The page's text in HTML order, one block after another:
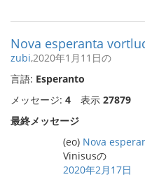
Nova esperanta
zubi,2020年1月11日の
言語: Esperanto
メッセージ: 4 表示 27879
最終メッセージ
(eo) Nova
Vinisusの
2020年2月17日